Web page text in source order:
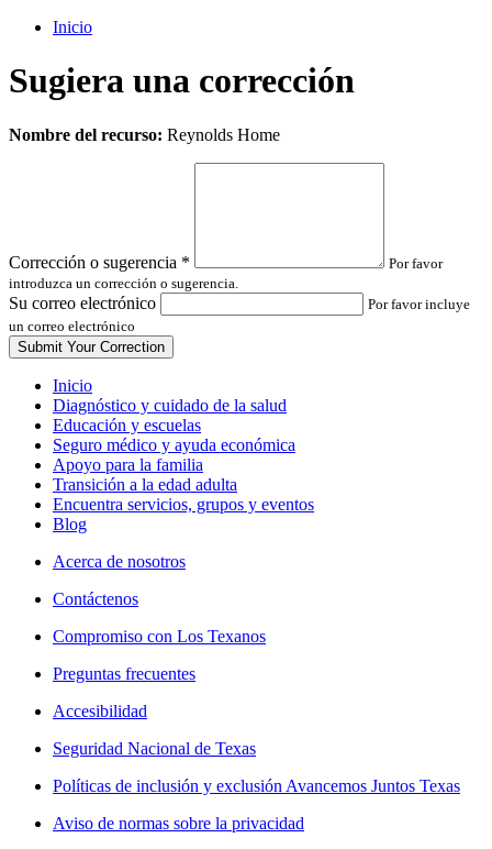
Inicio
Sugiera una corrección
Leave
Nombre del recurso: Reynolds Home
Corrección o sugerencia *
Por favor
introduzca un corrección o sugerencia.
Su correo electrónico
Por favor incluye
un correo electrónico
Inicio
Diagnóstico y cuidado de la salud
Educación y escuelas
Seguro médico y ayuda económica
Apoyo para la familia
Transición a la edad adulta
Encuentra servicios, grupos y eventos
Blog
Acerca de nosotros
Contáctenos
Compromiso con Los Texanos
Preguntas frecuentes
Accesibilidad
Seguridad Nacional de Texas
Políticas de inclusión y exclusión Avancemos Juntos Texas
Aviso de normas sobre la privacidad